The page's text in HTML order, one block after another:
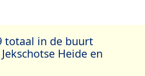
totaal in de buurt
Heide en